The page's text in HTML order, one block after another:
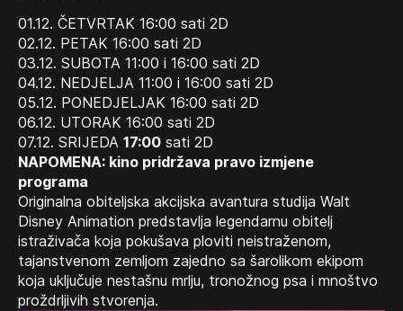
01.12. ČETVRTAK 16:00 sati 2D
02.12. PETAK 16:00 sati 2D
03.12. SUBOTA 11:00 i 16:00 sati 2D
04.12. NEDJELJA 11:00 i 16:00 sati 2D
05.12. PONEDJELJAK 16:00 sati 2D
06.12. UTORAK 16:00 sati 2D
07.12. SRIJEDA 17:00 sati 2D
NAPOMENA: kino pridržava pravo izmjene
programa
Originalna obiteljska akcijska avantura studija Walt
Disney Animation predstavlja legendarnu obitelj
istraživača koja pokušava ploviti neistraženom,
tajanstvenom zemljom zajedno sa šarolikom ekipom
koja uključuje nestašnu mrlju, tronožnog psa i mnoštvo
proždrljivih stvorenja.